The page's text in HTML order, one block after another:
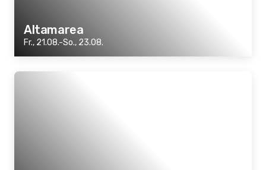
Altamarea
Fr., 21.08.-So., 23.08.